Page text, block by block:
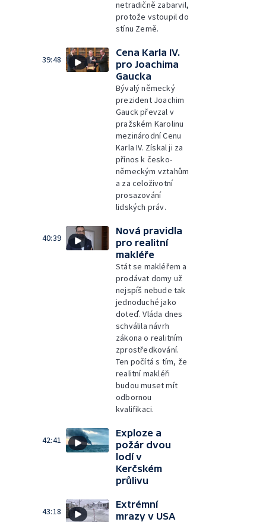
netradičně zabarvil,
protože vstoupil do
stínu Země.
39:48
Cena Karla IV.
pro Joachima
Gaucka
Bývalý německý
prezident Joachim
Gauck převzal v
pražském Karolinu
mezinárodní Cenu
Karla IV. Získal ji za
přínos k česko-
německým vztahům
a za celoživotní
prosazování
lidských práv.
40:39
Nová pravidla
pro realitní
makléře
Stát se makléřem a
prodávat domy už
nejspíš nebude tak
jednoduché jako
doteď. Vláda dnes
schválila návrh
zákona o realitním
zprostředkování.
Ten počítá s tím, že
realitní makléři
budou muset mít
odbornou
kvalifikaci.
42:41
Exploze a
požár dvou
lodí v
Kerčském
průlivu
43:18
Extrémní
mrazy v USA